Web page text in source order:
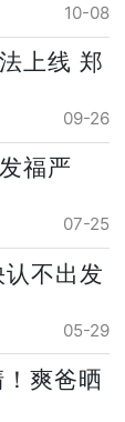
10-08
上线 郑
09-26
福严
07-25
不出发
05-29
爽爸晒